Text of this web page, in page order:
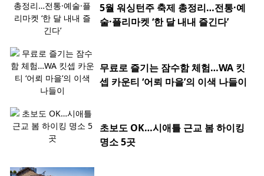
5월 워싱턴주 축제 총정리…전통·예
술·플리마켓 ‘한 달 내내 즐긴다’
무료로 즐기는 잠수함 체험…WA 킷
셉 카운티 ‘어뢰 마을’의 이색 나들이
초보도 OK…시애틀 근교 봄 하이킹
명소 5곳